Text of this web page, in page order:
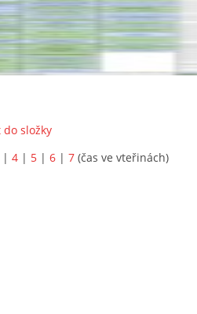
do složky
| 4 | 5 | 6 | 7 (čas ve vteřinách)